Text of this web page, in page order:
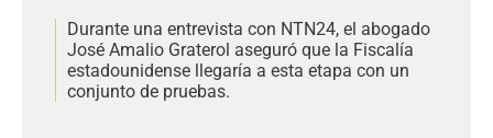
Durante una entrevista con NTN24, el abogado
José Amalio Graterol aseguró que la Fiscalía
estadounidense llegaría a esta etapa con un
conjunto de pruebas.